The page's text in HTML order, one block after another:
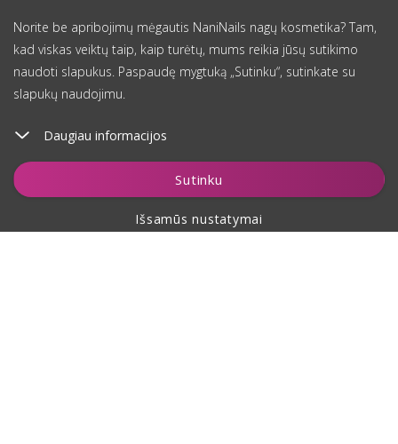
Norite be apribojimų mėgautis NaniNails nagų kosmetika? Tam,
kad viskas veiktų taip, kaip turėtų, mums reikia jūsų sutikimo
naudoti slapukus. Paspaudę mygtuką „Sutinku“, sutinkate su
slapukų naudojimu.
Daugiau informacijos
Sutinku
Išsamūs nustatymai
Įdėti į krepšelį